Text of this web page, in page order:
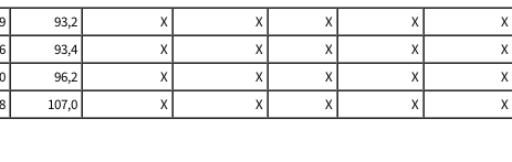
93,2 X X X X
X
93,4 X X X X
X
96,2 X X X X
X
107,0 X X X X X